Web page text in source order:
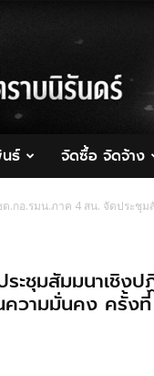
ธ์ จัดซื้อ จัดจ้าง
.กอ.รมน.ภาค 4 สน. จัดประชุ
ะชุมสัมมนาเชิง
วามมั่นคง ครั้ง